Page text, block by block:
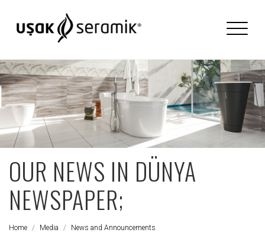
OUR NEWS IN DÜNYA
NEWSPAPER;
Home Media News and Announcements